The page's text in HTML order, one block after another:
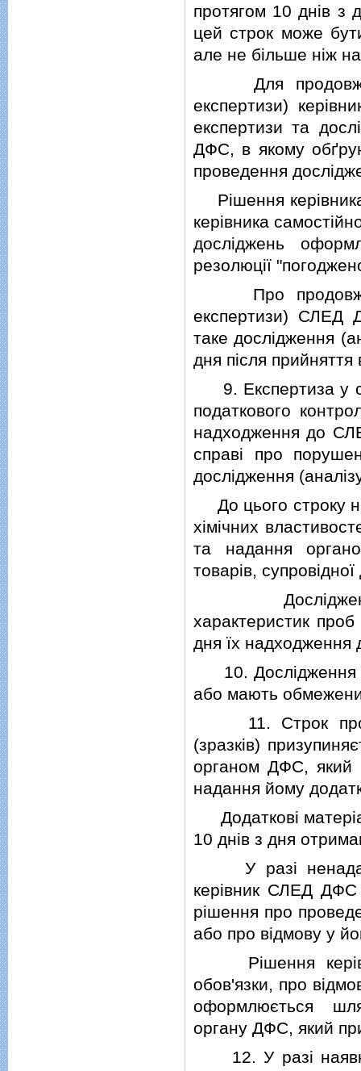
протягом 10 днiв з
цей строк може
але не бiльше нiж
Для
експертизи)
експертизи та
ДФС, в якому
проведення
Рiшення керiвника
керiвника
дослiджень
резолюцiї
Про
експертизи) СЛЕД
таке дослiдження
дня пiсля
9. Експертиза у
податкового
надходження до
справi про
дослiдження
До цього строку
хiмiчних
та надання
товарiв, супровiдної
Дослiдження
характеристик
дня їх
10. Дослiдження
або мають
11. Строк
(зразкiв)
органом ДФС, який
надання йому
Додатковi
10 днiв з дня
У разi
керiвник СЛЕД ДФС
рiшення про
або про вiдмову у
Рiшення
обов'язки, про
оформлюється
органу ДФС, який
12. У разi